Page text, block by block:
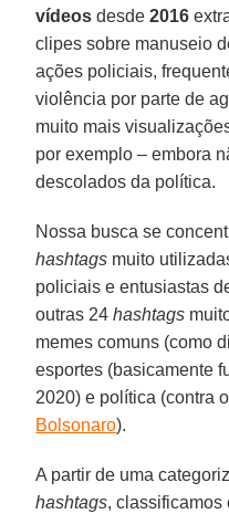
vídeos desde2016
clipes sobre manuseio
ações policiais,
violência por parte de
muito mais
por exemplo – embora
descolados da política.
Nossa busca se
hashtags muito
policiais e entusiastas
outras 24hashtags
memes comuns (como
esportes (basicamente
2020) e política (contra
Bolsonaro).
A partir de uma
hashtags, classificamos